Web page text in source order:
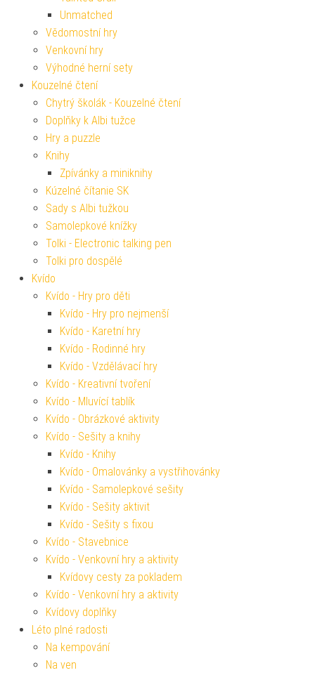
Unmatched
Vědomostní hry
Venkovní hry
Výhodné herní sety
Kouzelné čtení
Chytrý školák - Kouzelné čtení
Doplňky k Albi tužce
Hry a puzzle
Knihy
Zpívánky a miniknihy
Kúzelné čítanie SK
Sady s Albi tužkou
Samolepkové knížky
Tolki - Electronic talking pen
Tolki pro dospělé
Kvído
Kvído - Hry pro děti
Kvído - Hry pro nejmenší
Kvído - Karetní hry
Kvído - Rodinné hry
Kvído - Vzdělávací hry
Kvído - Kreativní tvoření
Kvído - Mluvící tablík
Kvído - Obrázkové aktivity
Kvído - Sešity a knihy
Kvído - Knihy
Kvído - Omalovánky a vystřihovánky
Kvído - Samolepkové sešity
Kvído - Sešity aktivit
Kvído - Sešity s fixou
Kvído - Stavebnice
Kvído - Venkovní hry a aktivity
Kvídovy cesty za pokladem
Kvído - Venkovní hry a aktivity
Kvídovy doplňky
Léto plné radosti
Na kempování
Na ven